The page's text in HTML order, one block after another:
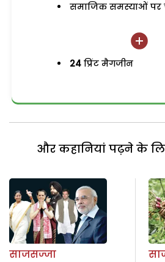
समाजिक समस्याओं
24 प्रिंट मैगजीन
और कहानियां पढ़ने के
साजसज्जा